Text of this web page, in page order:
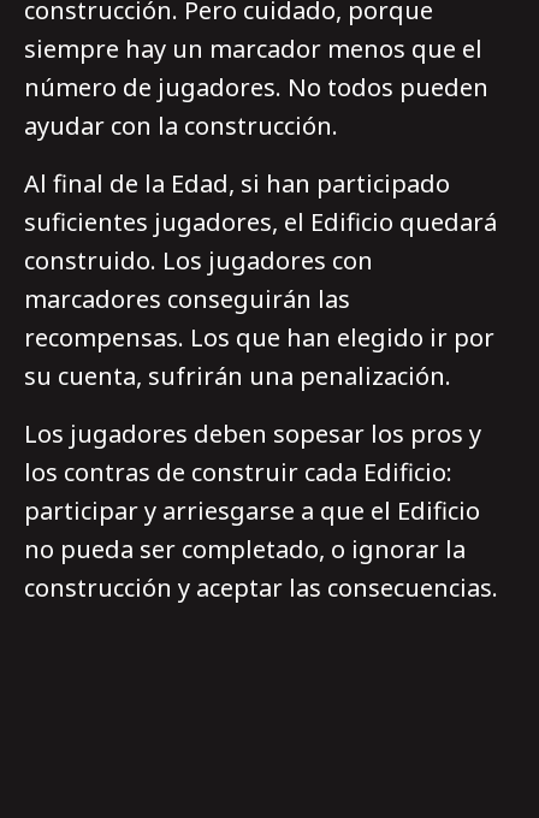
construcción. Pero cuidado, porque
siempre hay un marcador menos que el
número de jugadores. No todos pueden
ayudar con la construcción.
Al final de la Edad, si han participado
suficientes jugadores, el Edificio quedará
construido. Los jugadores con
marcadores conseguirán las
recompensas. Los que han elegido ir por
su cuenta, sufrirán una penalización.
Los jugadores deben sopesar los pros y
los contras de construir cada Edificio:
participar y arriesgarse a que el Edificio
no pueda ser completado, o ignorar la
construcción y aceptar las consecuencias.